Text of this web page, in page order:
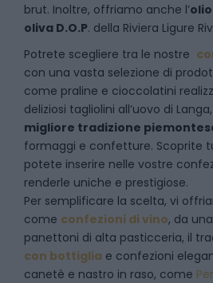
brut. Inoltre, offriamo anche l’
oliva D.O.P. della Riviera Ligure
Potrete scegliere tra le nostre
con una vasta selezione di
come praline e cioccolatini
deliziosi tagliolini all’uovo di
migliore tradizione
formaggi e confetture. Scoprite
potete inserire nelle vostre
renderle uniche e prestigiose.
Per semplificare la scelta, vi
come confezioni di vino, da
panettoni di alta pasticceria, il
con bottiglia e confezioni
canetè e nastro in raso, come